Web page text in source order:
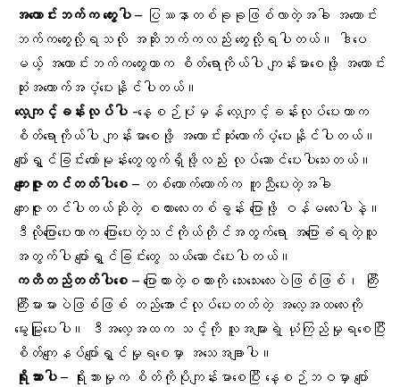
အကောင်းဘက်က တွေးပါ – ပြဿနာတစ်ခုခုဖြစ်လာတဲ့အခါ အကောင်း
ဘက်ကတွေးလို့ရသလို အဆိုးဘက်ကလည်း တွေးလို့ရပါတယ်။ ဒါပေ
မယ့် အကောင်းဘက်ကတွေးတာက စိတ်ရောကိုယ်ပါ ကျန်းမာစေဖို့ အကောင်း
ဆုံးအထောက်အပံ့ပေးနိုင်ပါတယ်။
လေ့ကျင့်ခန်း လုပ်ပါ-နေ့စဉ်ပုံမှန် လေ့ကျင့်ခန်းလုပ်ပေးတာက
စိတ်ရောကိုယ်ပါ ကျန်းမာစေဖို့ အကောင်းဆုံးထောက်ပံ့ပေးနိုင်ပါတယ်။
ပျော်ရွှင်ခြင်းဟော်မုန်းတွေထွက်ရှိဖို့လည်း လုပ်ဆောင်ပေးပါသေးတယ်။
ကျေးဇူးတင်တတ်ပါစေ– တစ်ယောက်ယောက်က ကူညီပေးတဲ့အခါ
ကျေးဇူးတင်ပါတယ်ဆိုတဲ့ စကားလေးတစ်ခွန်း ပြောဖို့ ဝန်မလေးပါနဲ့။
ဒီလိုပြောပေးတာက ပြောပေးတဲ့သင်ကိုယ်တိုင်အတွက်ရော အပြောခံရတဲ့သူ
အတွက်ပါ ပျော်ရွှင်ခြင်းတွေ သယ်ဆောင်ပေးပါတယ်။
ကတိတည်တတ်ပါစေ– ပြောထားတဲ့စကားကို သေးသေးလေးပဲဖြစ်ဖြစ်၊ ကြီး
ကြီးမားမားပဲဖြစ်ဖြစ် တည်အောင်လုပ်ပေးတတ်တဲ့ အလေ့အထလေးကို
မွေးမြူပေးပါ။ ဒီအလေ့အထက သင့်ကို လူအများရဲ့ ယုံကြည်မှုရစေပြီး
စိတ်ကျေနပ်ပျော်ရွှင်မှုရစေမှာ အသေအချာပါ။
ရိုးသားပါ– ရိုးသားမှုက စိတ်ကိုပိုကျန်းမာစေပြီး နေ့စဉ်ဘဝမှာ ပျော်